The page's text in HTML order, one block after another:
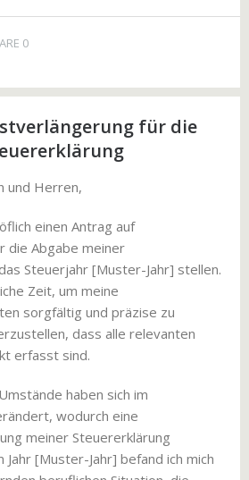
0
für die
und Herren,
einen Antrag auf
die Abgabe meiner
Steuerjahr [Muster-Jahr] stellen.
Zeit, um meine
sorgfältig und präzise zu
dass alle relevanten
erfasst sind.
haben sich im
wodurch eine
meiner Steuererklärung
[Muster-Jahr] befand ich mich